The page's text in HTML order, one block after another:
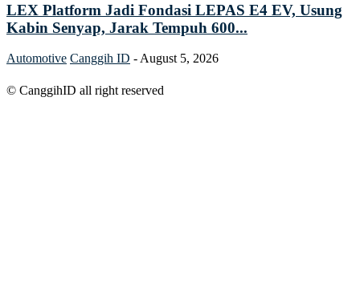
LEX Platform Jadi Fondasi LEPAS E4 EV, Usung
Kabin Senyap, Jarak Tempuh 600...
Automotive Canggih ID -August 5, 2026
© CanggihID all right reserved